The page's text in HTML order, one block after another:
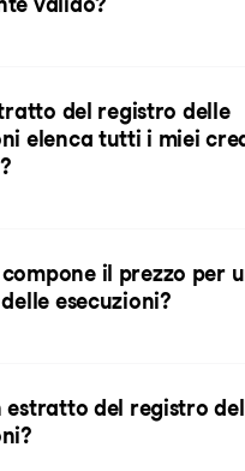
del registro delle
elenca tutti i miei
il prezzo per
esecuzioni?
estratto del registro